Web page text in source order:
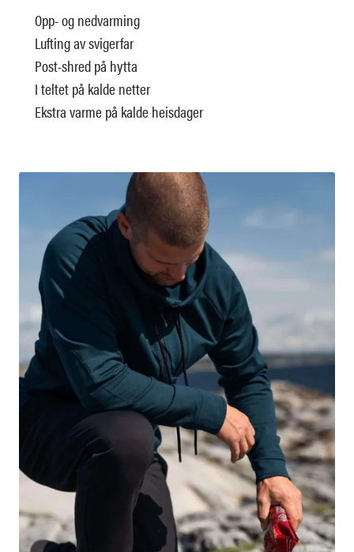
Opp- og nedvarming
Lufting av svigerfar
Post-shred på hytta
I teltet på kalde netter
Ekstra varme på kalde heisdager